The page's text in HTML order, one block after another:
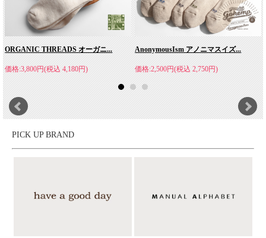
ORGANIC THREADS オーガニ...
価格:3,800円(税込 4,180円)
AnonymousIsm アノニマスイズ...
価格:2,500円(税込 2,750円)
PICK UP BRAND